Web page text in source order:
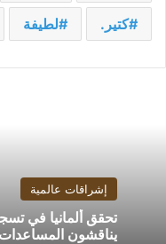
كتير. لطيفة
إشراقات عالمية
تحقق ألمانيا في
يناقشون المساعدات